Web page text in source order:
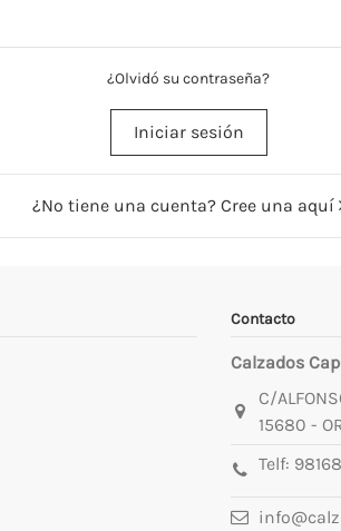
¿Olvidó su contraseña?
Iniciar sesión
¿No tiene una cuenta? Cree una aquí
Contacto
Calzados
C/
15680 -
Telf: